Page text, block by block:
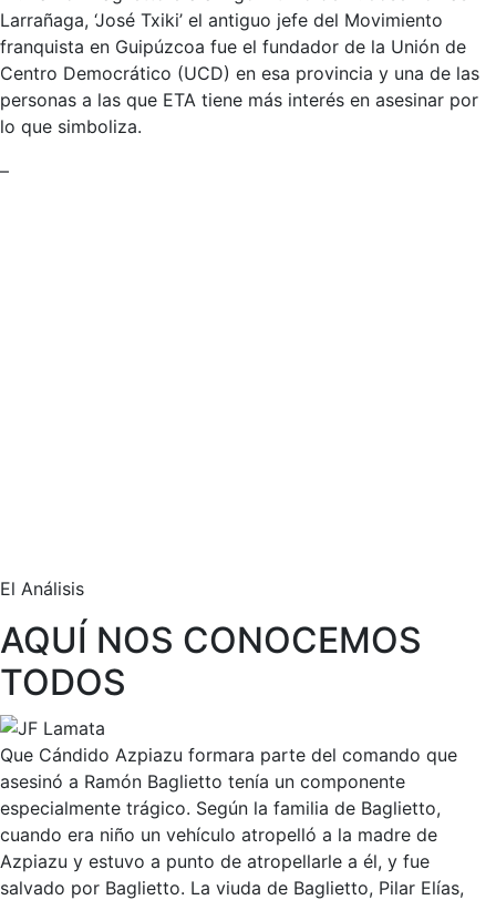
Larrañaga, ‘José Txiki’ el antiguo jefe del Movimiento
franquista en Guipúzcoa fue el fundador de la Unión de
Centro Democrático (UCD) en esa provincia y una de las
personas a las que ETA tiene más interés en asesinar por
lo que simboliza.
–
El Análisis
AQUÍ NOS CONOCEMOS
TODOS
Que Cándido Azpiazu formara parte del comando que
asesinó a Ramón Baglietto tenía un componente
especialmente trágico. Según la familia de Baglietto,
cuando era niño un vehículo atropelló a la madre de
Azpiazu y estuvo a punto de atropellarle a él, y fue
salvado por Baglietto. La viuda de Baglietto, Pilar Elías,